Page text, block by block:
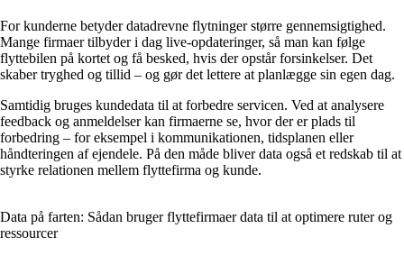
For kunderne betyder datadrevne flytninger større gennemsigtighed.
Mange firmaer tilbyder i dag live-opdateringer, så man kan følge
flyttebilen på kortet og få besked, hvis der opstår forsinkelser. Det
skaber tryghed og tillid – og gør det lettere at planlægge sin egen dag.
Samtidig bruges kundedata til at forbedre servicen. Ved at analysere
feedback og anmeldelser kan firmaerne se, hvor der er plads til
forbedring – for eksempel i kommunikationen, tidsplanen eller
håndteringen af ejendele. På den måde bliver data også et redskab til at
styrke relationen mellem flyttefirma og kunde.
Data på farten: Sådan bruger flyttefirmaer data til at optimere ruter og
ressourcer